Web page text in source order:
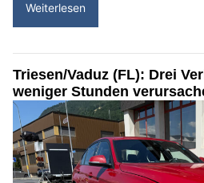
Weiterlesen
Triesen/Vaduz (FL): Drei
weniger Stunden